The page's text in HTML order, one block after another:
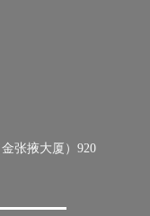
张掖大厦）920